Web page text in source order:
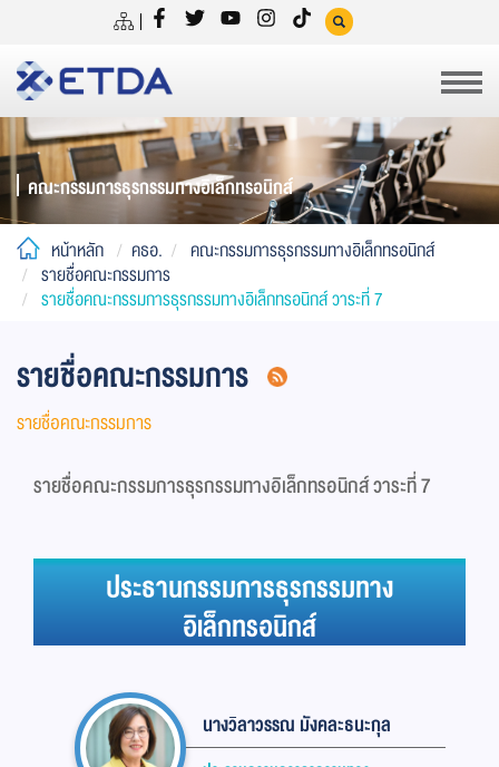
คณะกรรมการธุรกรรมทางอิเล็กทรอนิกส์
หน้าหลัก คธอ.
คณะกรรมการธุรกรรมทางอิเล็กทรอนิกส์
รายชื่อคณะกรรมการ
รายชื่อคณะกรรมการธุรกรรมทางอิเล็กทรอนิกส์ วาระที่ 7
รายชื่อคณะกรรมการ
รายชื่อคณะกรรมการ
รายชื่อคณะกรรมการธุรกรรมทางอิเล็กทรอนิกส์ วาระที่ 7
ประธานกรรมการธุรกรรมทาง
อิเล็กทรอนิกส์
นางวิลาวรรณ มังคละธนะกุล